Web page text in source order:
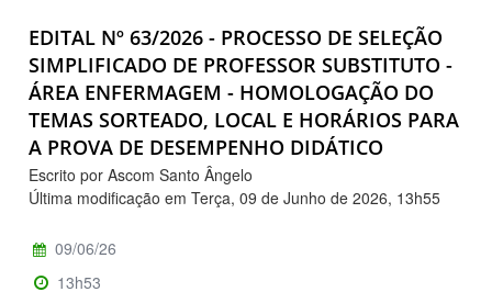
EDITAL Nº 63/2026 - PROCESSO DE SELEÇÃO
SIMPLIFICADO DE PROFESSOR SUBSTITUTO -
ÁREA ENFERMAGEM - HOMOLOGAÇÃO DO
TEMAS SORTEADO, LOCAL E HORÁRIOS PARA
A PROVA DE DESEMPENHO DIDÁTICO
Escrito por Ascom Santo Ângelo
Última modificação em Terça, 09 de Junho de 2026, 13h55
09/06/26
13h53